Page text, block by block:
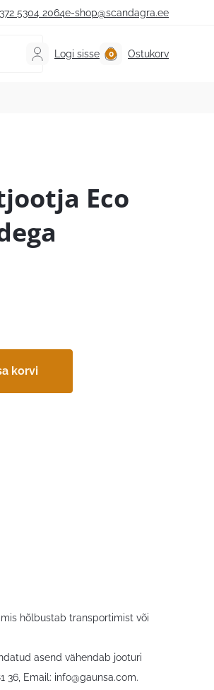
5304 2064e-shop@scandagra.ee
Logi sisse Ostukorv
Eco
korvi
hõlbustab transportimist või
asend vähendab jooturi
36, Email: info@gaunsa.com.